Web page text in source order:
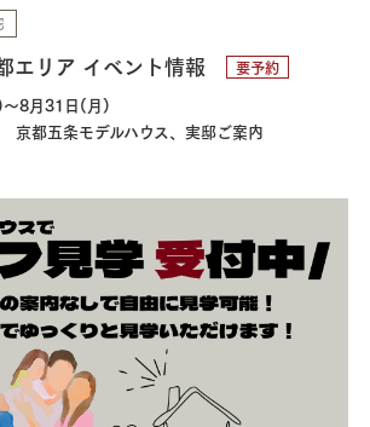
エリア イベント情報
要予約
8月31日(月)
京都五条モデルハウス、実邸ご案内